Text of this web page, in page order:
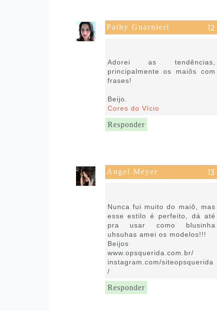
Pathy Guarnieri
Adorei as tendências,
principalmente os maiôs com
frases!
Beijo.
Cores do Vício
Responder
Angel Meyer
Nunca fui muito do maiô, mas
esse estilo é perfeito, dá até
pra usar como blusinha
uhsuhas amei os modelos!!!
Beijos
www.opsquerida.com.br/
instagram.com/siteopsquerida
/
Responder